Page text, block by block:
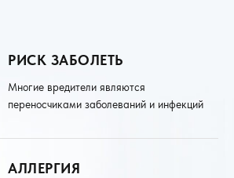
РИСК ЗАБОЛЕТЬ
Многие вредители являются
переносчиками заболеваний и инфекций
АЛЛЕРГИЯ